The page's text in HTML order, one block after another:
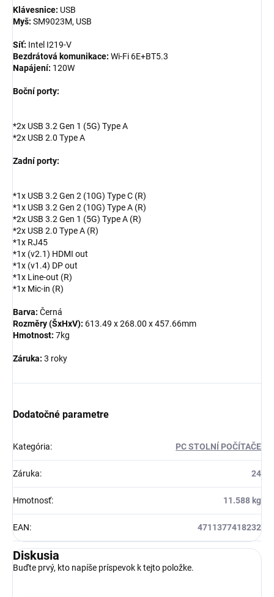
Klávesnice: USB
Myš: SM9023M, USB
Síť: Intel I219-V
Bezdrátová komunikace: Wi-Fi 6E+BT5.3
Napájení: 120W
Boční porty:
*2x USB 3.2 Gen 1 (5G) Type A
*2x USB 2.0 Type A
Zadní porty:
*1x USB 3.2 Gen 2 (10G) Type C (R)
*1x USB 3.2 Gen 2 (10G) Type A (R)
*2x USB 3.2 Gen 1 (5G) Type A (R)
*2x USB 2.0 Type A (R)
*1x RJ45
*1x (v2.1) HDMI out
*1x (v1.4) DP out
*1x Line-out (R)
*1x Mic-in (R)
Barva: Černá
Rozměry (ŠxHxV): 613.49 x 268.00 x 457.66mm
Hmotnost: 7kg
Záruka: 3 roky
Dodatočné parametre
Kategória: PC STOLNÍ POČÍTAČE
Záruka: 24
Hmotnosť: 11.588 kg
EAN: 4711377418232
Diskusia
Buďte prvý, kto napíše príspevok k tejto položke.